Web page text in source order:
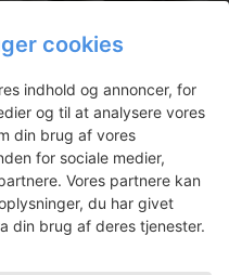
cookies
indhold og annoncer, for
og til at analysere vores
din brug af vores
for sociale medier,
Vores partnere kan
du har givet
din brug af deres tjenester.